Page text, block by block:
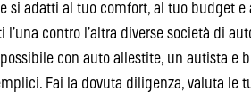
si adatti al tuo comfort, al tuo budget e
l’una contro l’altra diverse società di
con auto allestite, un autista e
Fai la dovuta diligenza, valuta le